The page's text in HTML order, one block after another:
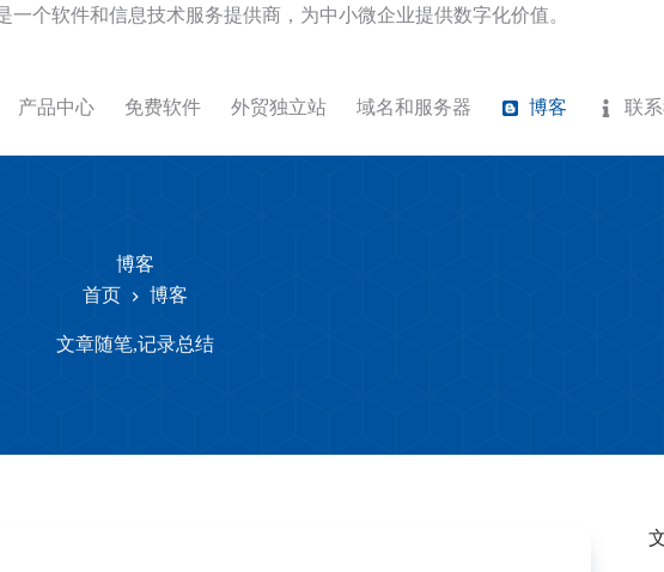
一个软件和信息技术服务提供商，为中小微企业提供数字化价值。
产品中心 免费软件 外贸独立站 域名和服务器 博客 联
博客
首页
博客
文章随笔,记录总结